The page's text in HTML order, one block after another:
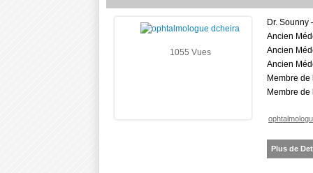
1055 Vues
Dr.
Ancien
Ancien
Ancien
Membre de
Membre
Plus de